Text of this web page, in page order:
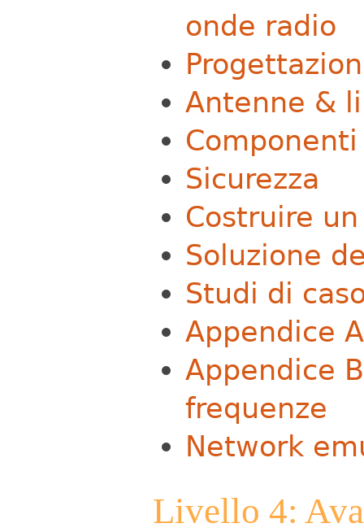
onde radio
Antenne &
Sicurezza
Costruire
Soluzione
Studi di
Appendice
Appendice
frequenze
Network
Livello 4: